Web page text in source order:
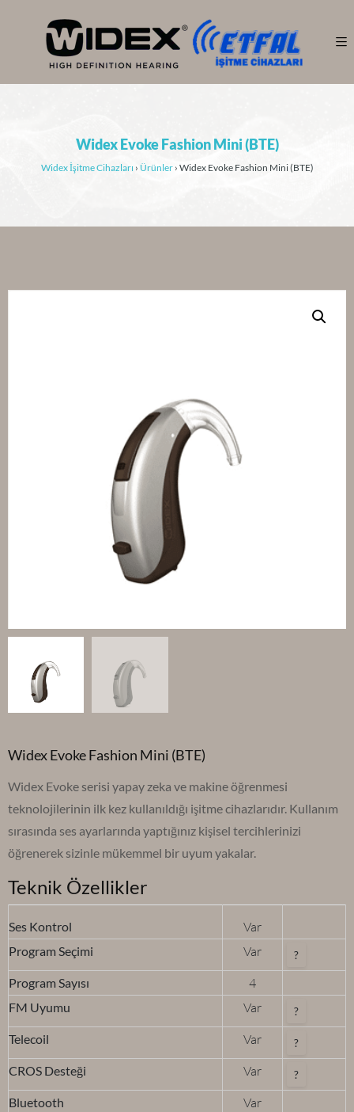
Widex Evoke Fashion Mini (BTE)
Widex İşitme Cihazları › Ürünler› Widex Evoke Fashion Mini (BTE)
Widex Evoke Fashion Mini (BTE)
Widex Evoke serisi yapay zeka ve makine öğrenmesi
teknolojilerinin ilk kez kullanıldığı işitme cihazlarıdır. Kullanım
sırasında ses ayarlarında yaptığınız kişisel tercihlerinizi
öğrenerek sizinle mükemmel bir uyum yakalar.
Teknik Özellikler
Ses Kontrol Var
Program Seçimi Var ?
Program Sayısı 4
FM Uyumu Var ?
Telecoil Var ?
CROS Desteği Var ?
Bluetooth Var